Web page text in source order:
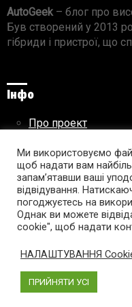
AutoGeek– блог про
Був створений у 2013
гібриди і пристрої, що
Інфо
Про проект
Правила
Підпишись на
facebooktwitter instagram
Ми використовуємо
щоб надати вам
запам’ятавши ваші
відвідування.
погоджуєтесь на
Однак ви можете
cookie", щоб надати
НАЛАШТУВАННЯ
ПРИЙНЯТИ УСІ